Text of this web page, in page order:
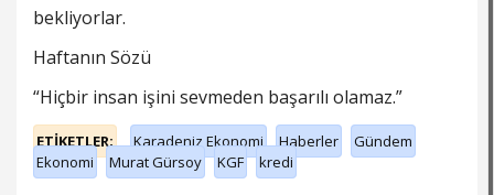
bekliyorlar.
Haftanın Sözü
“Hiçbir insan işini sevmeden başarılı olamaz.”
ETİKETLER; Karadeniz Ekonomi Haberler
Gündem
Ekonomi
Murat Gürsoy KGF kredi